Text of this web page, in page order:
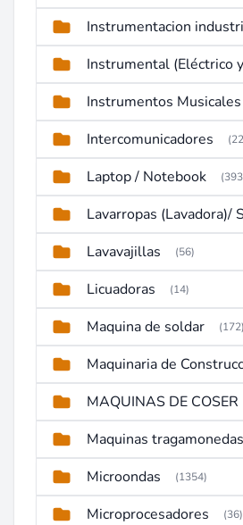
Instrumentacion
Instrumentos Musicales
Intercomunicadores
Laptop / Notebook
Lavarropas (Lavadora)/
Lavavajillas (56)
Licuadoras (14)
Maquina de soldar (172)
MAQUINAS DE COSER
Maquinas
Microondas (1354)
Microprocesadores (36)